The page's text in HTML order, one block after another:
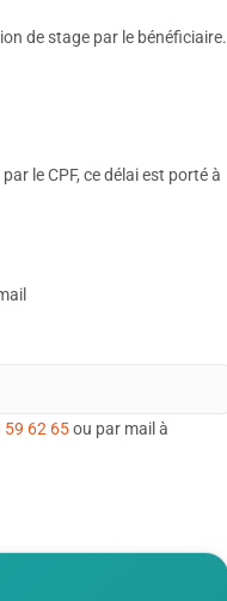
de stage par le bénéficiaire.
le CPF, ce délai est porté à
59 62 65ou par mail à